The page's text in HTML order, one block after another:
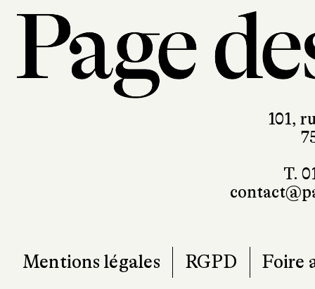
101,
T.
Mentions légales RGPD Foire